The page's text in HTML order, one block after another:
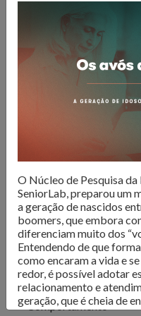
O Núcleo de Pesquisa do
levantamentos sobre as
varejo da Capital. Dados de
resultado de vendas e
são divulgados para que
negócios da melhor
books com tendências
inspirar os negócios em
Todos
Comportamento
O Núcleo de Pesquisa
SeniorLab, preparou um
a geração de nascidos
boomers, que embora
diferenciam muito dos
Entendendo de que
como encaram a vida e
redor, é possível adotar
relacionamento e
geração, que é cheia de